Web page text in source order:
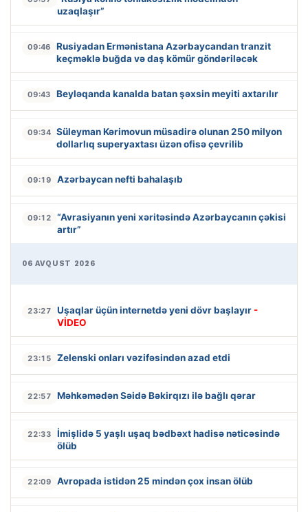
uzaqlaşır”
09:46
Rusiyadan Ermənistana Azərbaycandan tranzit
keçməklə buğda və daş kömür göndəriləcək
09:43 Beyləqanda kanalda batan şəxsin meyiti axtarılır
09:34 Süleyman Kərimovun müsadirə olunan 250 milyon
dollarlıq superyaxtası üzən ofisə çevrilib
09:19 Azərbaycan nefti bahalaşıb
09:12
“Avrasiyanın yeni xəritəsində Azərbaycanın çəkisi
artır”
06 AVQUST 2026
23:27 Uşaqlar üçün internetdə yeni dövr başlayır -
VİDEO
23:15 Zelenski onları vəzifəsindən azad etdi
22:57 Məhkəmədən Səidə Bəkirqızı ilə bağlı qərar
22:33
İmişlidə 5 yaşlı uşaq bədbəxt hadisə nəticəsində
ölüb
22:09 Avropada istidən 25 mindən çox insan ölüb